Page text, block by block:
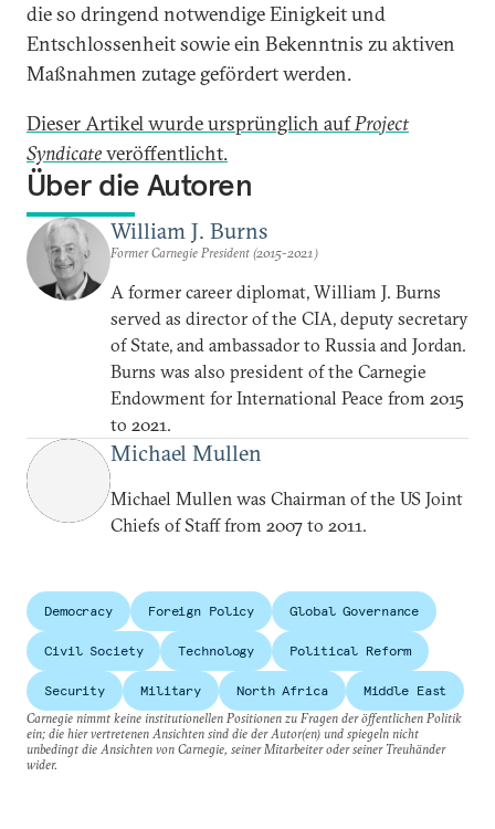
die so dringend notwendige Einigkeit und
Entschlossenheit sowie ein Bekenntnis zu aktiven
Maßnahmen zutage gefördert werden.
Dieser Artikel wurde ursprünglich aufProject
Syndicateveröffentlicht.
Über die Autoren
William J. Burns
Former Carnegie President (2015-2021)
A former career diplomat, William J. Burns
served as director of the CIA, deputy secretary
of State, and ambassador to Russia and Jordan.
Burns was also president of the Carnegie
Endowment for International Peace from 2015
to 2021.
Michael Mullen
Michael Mullen was Chairman of the US Joint
Chiefs of Staff from 2007 to 2011.
Democracy Foreign Policy Global Governance
Civil Society Technology Political Reform
Security Military North Africa
Middle East
Carnegie nimmt keine institutionellen Positionen zu Fragen der öffentlichen Politik
ein; die hier vertretenen Ansichten sind die der Autor(en) und spiegeln nicht
unbedingt die Ansichten von Carnegie, seiner Mitarbeiter oder seiner Treuhänder
wider.